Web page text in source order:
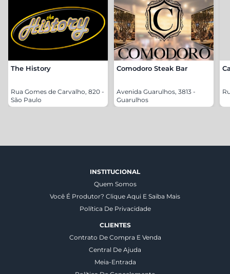
The History
Rua Gomes de Carvalho, 820 -
São Paulo
Comodoro Steak Bar
Avenida Guarulhos, 3813 -
Guarulhos
INSTITUCIONAL
Quem Somos
Você É Produtor? Clique Aqui E Saiba Mais
Política De Privacidade
CLIENTES
Contrato De Compra E Venda
Central De Ajuda
Meia-Entrada